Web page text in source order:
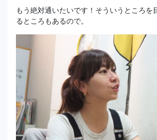
もう絶対通いたいです！そういうところを
るところもあるので。